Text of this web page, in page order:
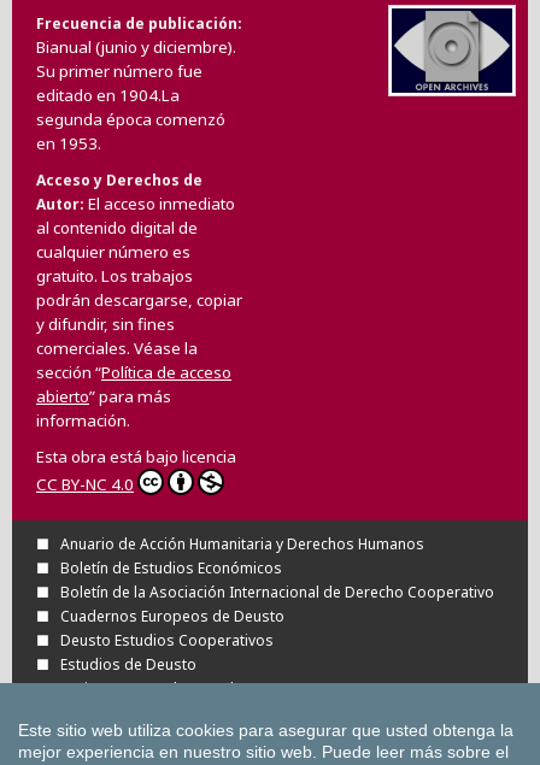
Frecuencia de publicación
Bianual (junio y diciembre).
Su primer número fue
editado en 1904.La
segunda época comenzó
en 1953.
Acceso y Derechos de
Autor El acceso inmediato
al contenido digital de
cualquier número es
gratuito. Los trabajos
podrán descargarse, copiar
y difundir, sin fines
comerciales. Véase la
sección “Política de acceso
abierto” para más
información.
Esta obra está bajo licencia
CC BY-NC 4.0
Anuario de Acción Humanitaria y Derechos Humanos
Boletín de Estudios Económicos
Boletín de la Asociación Internacional de Derecho Cooperativo
Cuadernos Europeos de Deusto
Deusto Estudios Cooperativos
Estudios de Deusto
Revista Deusto de Derechos Humanos
Todas las Revistas Científicas de Deusto en
Este sitio web utiliza cookies para asegurar que usted obtenga la
mejor experiencia en nuestro sitio web. Puede leer más sobre el